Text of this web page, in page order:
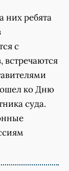
них ребята
с
встречаются
ко Дню
суда.